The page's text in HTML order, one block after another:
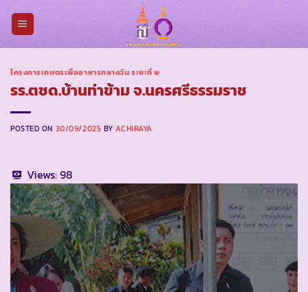
โครงการเกษตรเพื่ออาหารกลางวัน ระยะที่ ๒
รร.ตชด.บ้านท่าข้าม จ.นครศรีธรรมราช
POSTED ON 30/09/2025 BYACHIRAYA
Views:98